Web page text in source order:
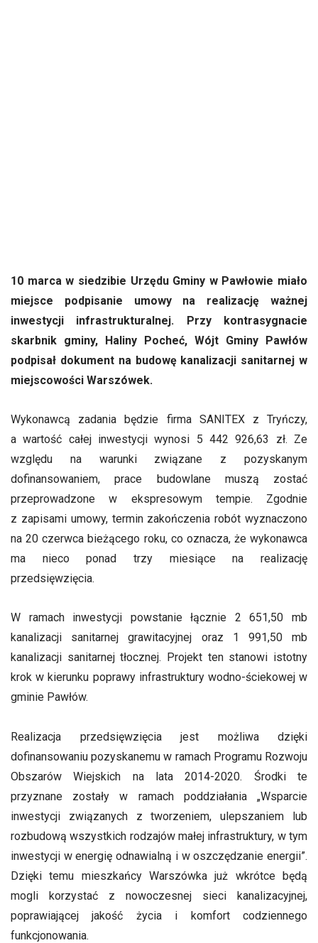
10 marca w siedzibie Urzędu Gminy w Pawłowie miało
miejsce podpisanie umowy na realizację ważnej
inwestycji infrastrukturalnej. Przy kontrasygnacie
skarbnik gminy, Haliny Pocheć, Wójt Gminy Pawłów
podpisał dokument na budowę kanalizacji sanitarnej w
miejscowości Warszówek.
Wykonawcą zadania będzie firma SANITEX z Tryńczy,
a wartość całej inwestycji wynosi 5 442 926,63 zł. Ze
względu na warunki związane z pozyskanym
dofinansowaniem, prace budowlane muszą zostać
przeprowadzone w ekspresowym tempie. Zgodnie
z zapisami umowy, termin zakończenia robót wyznaczono
na 20 czerwca bieżącego roku, co oznacza, że wykonawca
ma nieco ponad trzy miesiące na realizację
przedsięwzięcia.
W ramach inwestycji powstanie łącznie 2 651,50 mb
kanalizacji sanitarnej grawitacyjnej oraz 1 991,50 mb
kanalizacji sanitarnej tłocznej. Projekt ten stanowi istotny
krok w kierunku poprawy infrastruktury wodno-ściekowej w
gminie Pawłów.
Realizacja przedsięwzięcia jest możliwa dzięki
dofinansowaniu pozyskanemu w ramach Programu Rozwoju
Obszarów Wiejskich na lata 2014-2020. Środki te
przyznane zostały w ramach poddziałania „Wsparcie
inwestycji związanych z tworzeniem, ulepszaniem lub
rozbudową wszystkich rodzajów małej infrastruktury, w tym
inwestycji w energię odnawialną i w oszczędzanie energii”.
Dzięki temu mieszkańcy Warszówka już wkrótce będą
mogli korzystać z nowoczesnej sieci kanalizacyjnej,
poprawiającej jakość życia i komfort codziennego
funkcjonowania.